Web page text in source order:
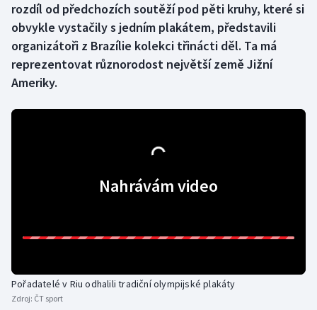
Curling
Dostihy
Florbal
Judo
rozdíl od předchozích soutěží pod pěti kruhy, které si
obvykle vystačily s jedním plakátem, představili
organizátoři z Brazílie kolekci třinácti děl. Ta má
reprezentovat různorodost největší země Jižní
Ameriky.
Nahrávám video
Pořadatelé v Riu odhalili tradiční olympijské plakáty
Zdroj: ČT sport